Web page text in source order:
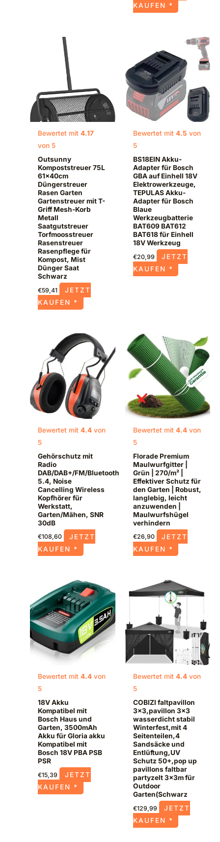
KAUFEN *
Bewertet mit4.17
von 5
Outsunny
Kompoststreuer 75L
61x40cm
Düngerstreuer
Rasen Garten
Gartenstreuer mit T-
Griff Mesh-Korb
Metall
Saatgutstreuer
Torfmoosstreuer
Rasenstreuer
Rasenpflege für
Kompost, Mist
Dünger Saat
Schwarz
€59,41
JETZT
KAUFEN *
Bewertet mit 4.5 von
5
BS18EIN Akku-
Adapter für Bosch
GBA auf Einhell 18V
Elektrowerkzeuge,
TEPULAS Akku-
Adapter für Bosch
Blaue
Werkzeugbatterie
BAT609 BAT612
BAT618 für Einhell
18V Werkzeug
€20,99
JETZT
KAUFEN *
Bewertet mit4.4 von
5
Gehörschutz mit
Radio
DAB/DAB+/FM/Bluetooth
5.4, Noise
Cancelling Wireless
Kopfhörer für
Werkstatt,
Garten/Mähen, SNR
30dB
€108,60
JETZT
KAUFEN *
Bewertet mit 4.4von
5
Florade Premium
Maulwurfgitter |
Grün | 270/m² |
Effektiver Schutz für
den Garten | Robust,
langlebig, leicht
anzuwenden |
Maulwurfshügel
verhindern
€26,90
JETZT
KAUFEN *
Bewertet mit4.4 von
5
18V Akku
Kompatibel mit
Bosch Haus und
Garten, 3500mAh
Akku für Gloria akku
Kompatibel mit
Bosch 18V PBA PSB
PSR
€15,39
JETZT
KAUFEN *
Bewertet mit 4.4von
5
COBIZI faltpavillon
3×3,pavillon 3×3
wasserdicht stabil
Winterfest,mit 4
Seitenteilen,4
Sandsäcke und
Entlüftung,UV
Schutz 50+,pop up
pavillons faltbar
partyzelt 3x3m für
Outdoor
Garten(Schwarz
€129,99
JETZT
KAUFEN *